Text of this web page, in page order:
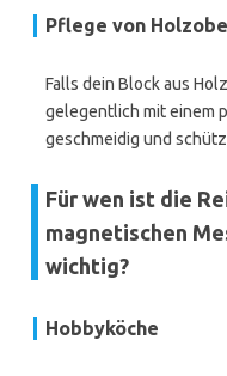
Pflege von
Falls dein Block aus
gelegentlich mit einem
geschmeidig und
Für wen ist die
magnetischen
wichtig?
Hobbyköche